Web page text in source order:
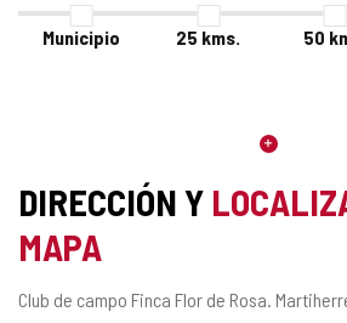
Municipio 25 kms. 50
DIRECCIÓN Y
MAPA
Dirección
Club de campo Finca Flor de Rosa.